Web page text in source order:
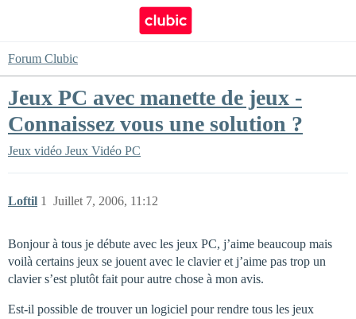
Forum Clubic
Jeux PC avec manette de jeux -
Connaissez vous une solution ?
Jeux vidéo Jeux Vidéo PC
Loftil Juillet 7, 2006, 11:12
1
Bonjour à tous je débute avec les jeux PC, j’aime beaucoup mais
voilà certains jeux se jouent avec le clavier et j’aime pas trop un
clavier s’est plutôt fait pour autre chose à mon avis.
Est-il possible de trouver un logiciel pour rendre tous les jeux